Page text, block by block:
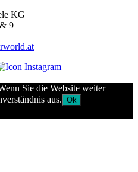
KG
9
Sie die Website weiter
aus. Ok